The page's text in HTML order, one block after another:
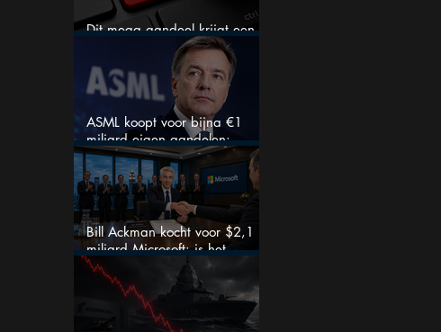
Dit mega aandeel krijgt een
zeldzaam verkoopadvies
ASML koopt voor bijna €1
miljard eigen aandelen:
slimme zet of dure timing?
Bill Ackman kocht voor $2,1
miljard Microsoft: is het
aandeel na de koerssprong
nog aantrekkelijk?